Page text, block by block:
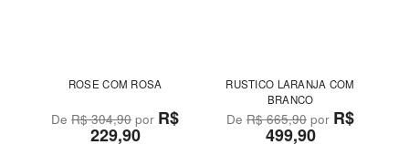
ROSE COM ROSA
DeR$ 304,90por R$
229,90
RUSTICO LARANJA COM
BRANCO
DeR$ 665,90 por R$
499,90